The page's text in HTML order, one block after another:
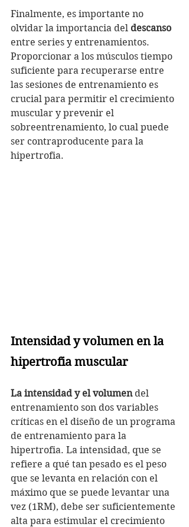
Finalmente, es importante no
olvidar la importancia del descanso
entre series y entrenamientos.
Proporcionar a los músculos tiempo
suficiente para recuperarse entre
las sesiones de entrenamiento es
crucial para permitir el crecimiento
muscular y prevenir el
sobreentrenamiento, lo cual puede
ser contraproducente para la
hipertrofia.
Intensidad y volumen en la
hipertrofia muscular
La intensidad y el volumen del
entrenamiento son dos variables
críticas en el diseño de un programa
de entrenamiento para la
hipertrofia. La intensidad, que se
refiere a qué tan pesado es el peso
que se levanta en relación con el
máximo que se puede levantar una
vez (1RM), debe ser suficientemente
alta para estimular el crecimiento